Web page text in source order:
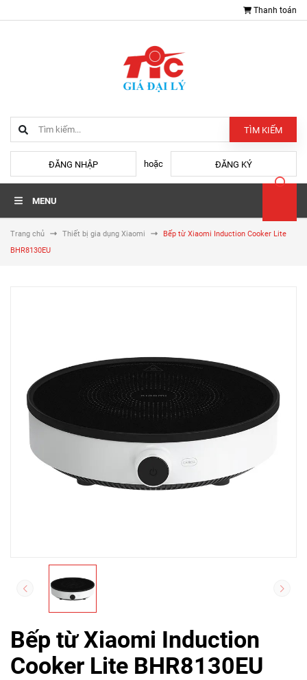
Thanh toán
TÌM KIẾM
ĐĂNG NHẬP hoặc ĐĂNG KÝ
MENU
Trang chủ Thiết bị gia dụng Xiaomi
Bếp từ Xiaomi Induction Cooker Lite
BHR8130EU
Bếp từ Xiaomi Induction
Cooker Lite BHR8130EU